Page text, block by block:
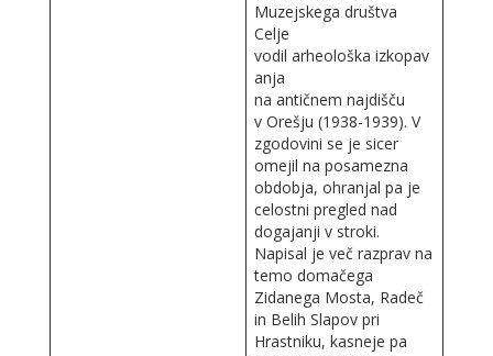
Muzejskega društva
Celje
vodil arheološka izkopav
anja
na antičnem najdišču
v Orešju (1938-1939). V
zgodovini se je sicer
omejil na posamezna
obdobja, ohranjal pa je
celostni pregled nad
dogajanji v stroki.
Napisal je več razprav na
temo domačega
Zidanega Mosta, Radeč
in Belih Slapov pri
Hrastniku, kasneje pa